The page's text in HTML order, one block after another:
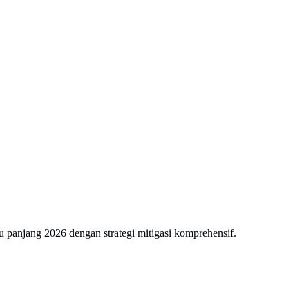
panjang 2026 dengan strategi mitigasi komprehensif.